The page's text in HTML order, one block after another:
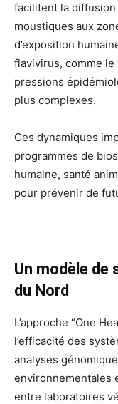
facilitent la diffusion
moustiques aux
d’exposition
flavivirus, comme le
pressions
plus complexes.
Ces dynamiques
programmes de
humaine, santé
pour prévenir de
Un modèle de
du Nord
L’approche “One
l’efficacité des
analyses
environnementales
entre laboratoires